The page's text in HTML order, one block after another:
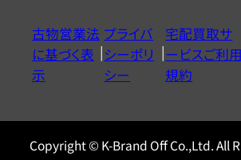
ヤ
ル
0120604117
古物営業法
に基づく表
示
プライバ
シーポリ
シー
宅配買取サ
ービスご利用
規約
Copyright © K-Brand Off Co.,Ltd. All